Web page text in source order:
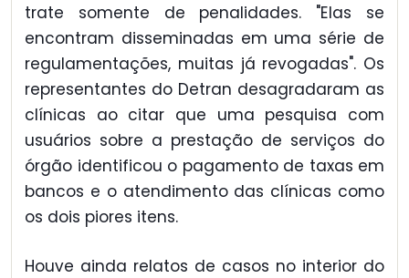
trate somente de penalidades. "Elas se
encontram disseminadas em uma série de
regulamentações, muitas já revogadas". Os
representantes do Detran desagradaram as
clínicas ao citar que uma pesquisa com
usuários sobre a prestação de serviços do
órgão identificou o pagamento de taxas em
bancos e o atendimento das clínicas como
os dois piores itens.
Houve ainda relatos de casos no interior do